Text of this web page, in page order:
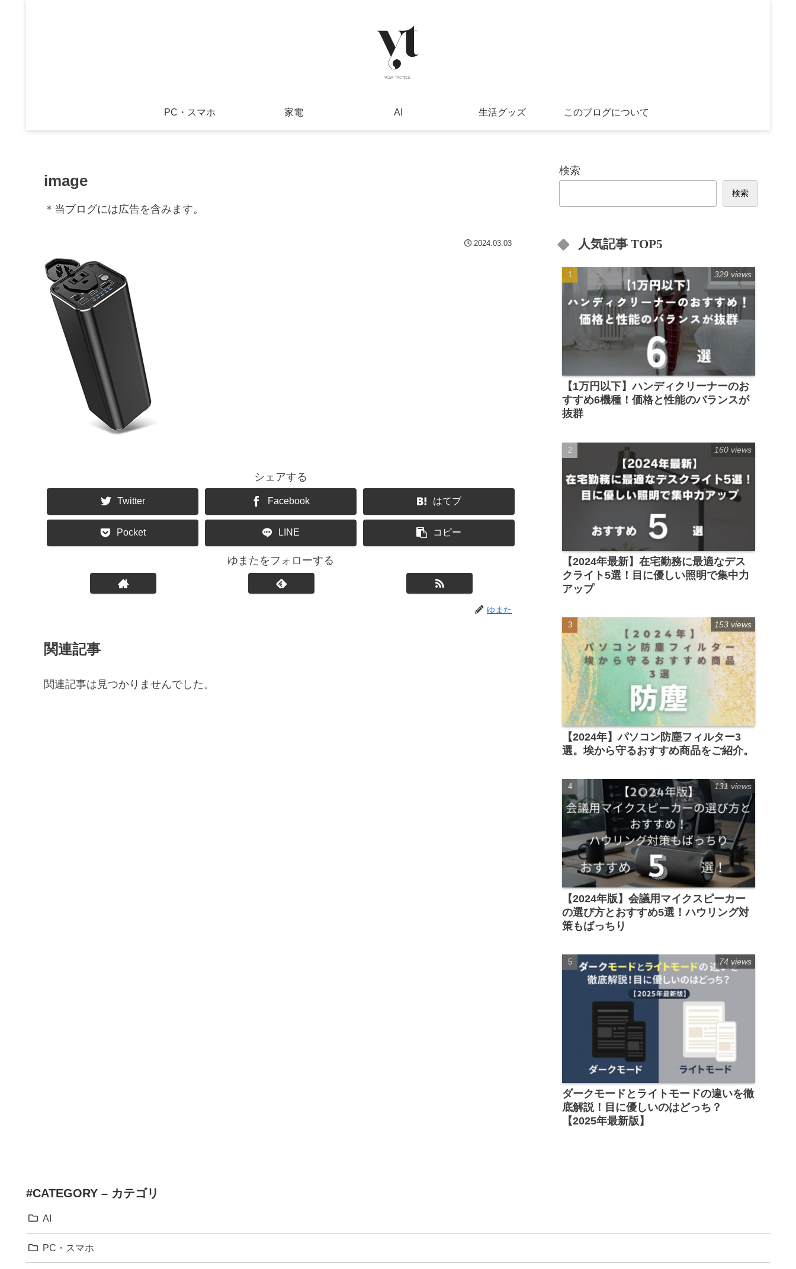
PC・スマホ 家電 AI 生活グッズ このブログについて
image
＊当ブログには広告を含みます。
2024.03.03
シェアする
Twitter Facebook はてブ
Pocket LINE コピー
ゆまたをフォローする
ゆまた
関連記事
関連記事は見つかりませんでした。
検索
検索
人気記事 TOP5
【1万円以下】ハンディクリーナーのお
すすめ6機種！価格と性能のバランスが
抜群
329 views
【2024年最新】在宅勤務に最適なデス
クライト5選！目に優しい照明で集中力
アップ
160 views
【2024年】パソコン防塵フィルター3
選。埃から守るおすすめ商品をご紹介。
153 views
【2024年版】会議用マイクスピーカー
の選び方とおすすめ5選！ハウリング対
策もばっちり
131 views
ダークモードとライトモードの違いを徹
底解説！目に優しいのはどっち？
【2025年最新版】
74 views
#CATEGORY – カテゴリ
AI
PC・スマホ